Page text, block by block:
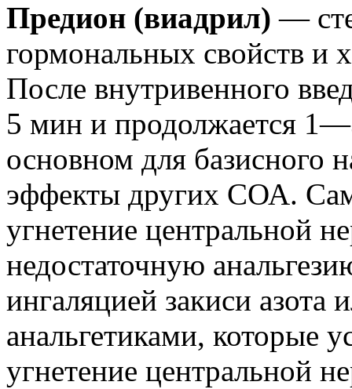
Предион (виадрил) —
гормональных свойств и
После внутривенного
5 мин и продолжается
основном для базисного
эффекты других СОА.
угнетение центральной
недостаточную
ингаляцией закиси азота
анальгетиками, которые
угнетение центральной